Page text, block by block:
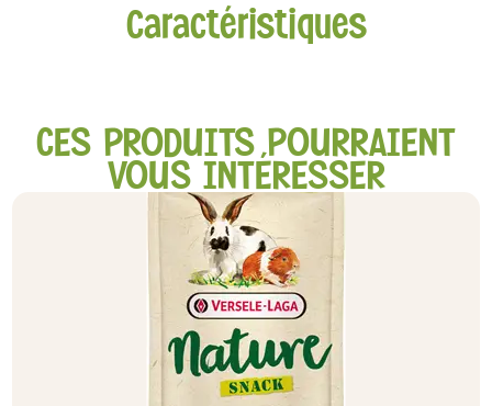
Caractéristiques
CES PRODUITS POURRAIENT
VOUS INTÉRESSER